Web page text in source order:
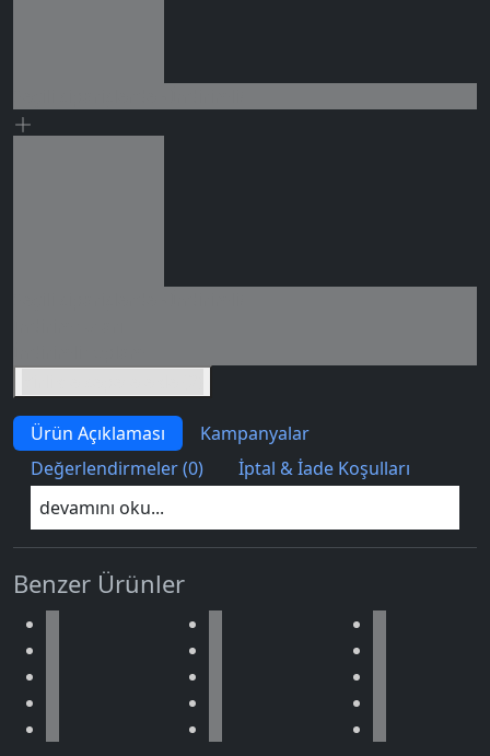
Ürün Açıklaması
Kampanyalar
Değerlendirmeler (0)
İptal & İade Koşulları
devamını oku...
Benzer Ürünler